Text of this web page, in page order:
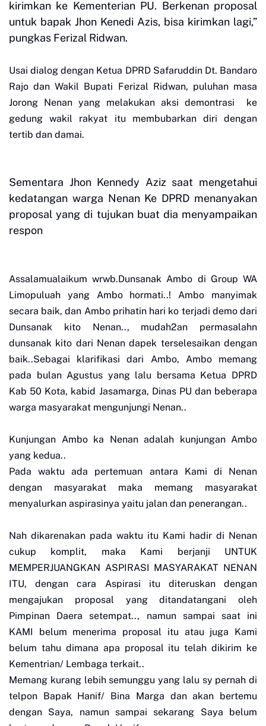
kirimkan ke Kementerian PU. Berkenan proposal
untuk bapak Jhon Kenedi Azis, bisa kirimkan lagi,”
pungkas Ferizal Ridwan.
Usai dialog dengan Ketua DPRD Safaruddin Dt. Bandaro
Rajo dan Wakil Bupati Ferizal Ridwan, puluhan masa
Jorong Nenan yang melakukan aksi demontrasi ke
gedung wakil rakyat itu membubarkan diri dengan
tertib dan damai.
Sementara Jhon Kennedy Aziz saat mengetahui
kedatangan warga Nenan Ke DPRD menanyakan
proposal yang di tujukan buat dia menyampaikan
respon
Assalamualaikum wrwb.Dunsanak Ambo di Group WA
Limopuluah yang Ambo hormati..! Ambo manyimak
secara baik, dan Ambo prihatin hari ko terjadi demo dari
Dunsanak kito Nenan.., mudah2an permasalahn
dunsanak kito dari Nenan dapek terselesaikan dengan
baik..Sebagai klarifikasi dari Ambo, Ambo memang
pada bulan Agustus yang lalu bersama Ketua DPRD
Kab 50 Kota, kabid Jasamarga, Dinas PU dan beberapa
warga masyarakat mengunjungi Nenan..
Kunjungan Ambo ka Nenan adalah kunjungan Ambo
yang kedua..
Pada waktu ada pertemuan antara Kami di Nenan
dengan masyarakat maka memang masyarakat
menyalurkan aspirasinya yaitu jalan dan penerangan..
Nah dikarenakan pada waktu itu Kami hadir di Nenan
cukup komplit, maka Kami berjanji UNTUK
MEMPERJUANGKAN ASPIRASI MASYARAKAT NENAN
ITU, dengan cara Aspirasi itu diteruskan dengan
mengajukan proposal yang ditandatangani oleh
Pimpinan Daera setempat.., namun sampai saat ini
KAMI belum menerima proposal itu atau juga Kami
belum tahu dimana apa proposal itu telah dikirim ke
Kementrian/ Lembaga terkait..
Memang kurang lebih semunggu yang lalu sy pernah di
telpon Bapak Hanif/ Bina Marga dan akan bertemu
dengan Saya, namun sampai sekarang Saya belum